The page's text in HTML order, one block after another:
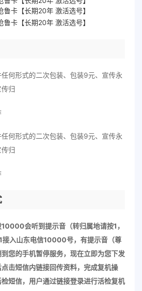
何形式的二次包装、包装9元、宣传永
归
何形式的二次包装、包装9元、宣传永
归
会听到提示音（转归属地请按1，
接入山东电信10000号，有提示音（尊
您的手机暂停服务，现在立即为您下发
击短信内链接回传资料，完成复机操
短信，用户通过链接登录进行活检复机